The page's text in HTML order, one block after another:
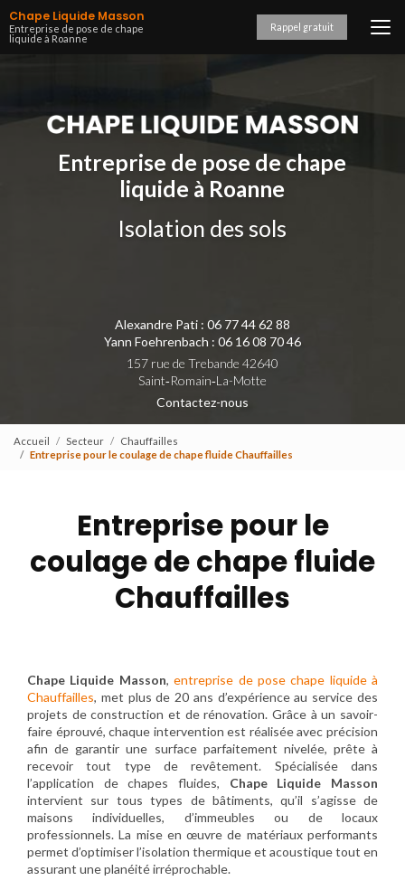
Aller
au
contenu
Chape Liquide Masson
Entreprise de pose de chape
liquide à Roanne
Rappel gratuit
Entreprise de pose de chape
liquide à Roanne
Isolation des sols
Alexandre Pati : 06 77 44 62 88
Yann Foehrenbach : 06 16 08 70 46
157 rue de Trebande 42640
Saint‑Romain‑La-Motte
Contactez-nous
Accueil Secteur
Chauffailles
Entreprise pour le coulage de chape fluide Chauffailles
Entreprise pour le
coulage de chape fluide
Chauffailles
Chape Liquide Masson,entreprise de pose chape liquide à
Chauffailles, met plus de 20 ans d’expérience au service des
projets de construction et de rénovation. Grâce à un savoir-
faire éprouvé, chaque intervention est réalisée avec précision
afin de garantir une surface parfaitement nivelée, prête à
recevoir tout type de revêtement. Spécialisée dans
l’application de chapes fluides, Chape Liquide Masson
intervient sur tous types de bâtiments, qu’il s’agisse de
maisons individuelles, d’immeubles ou de locaux
professionnels. La mise en œuvre de matériaux performants
permet d’optimiser l’isolation thermique et acoustique tout en
assurant une planéité irréprochable.